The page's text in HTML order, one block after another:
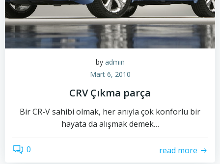
by admin
Mart 6, 2010
CRV Çıkma parça
Bir CR-V sahibi olmak, her anıyla çok konforlu bir
hayata da alışmak demek…
0 read more